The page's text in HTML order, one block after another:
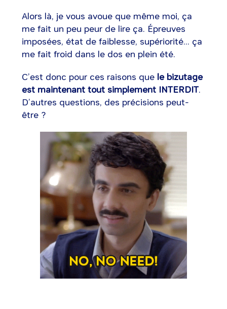
Alors là, je vous avoue que même moi, ça
me fait un peu peur de lire ça. Épreuves
imposées, état de faiblesse, supériorité... ça
me fait froid dans le dos en plein été.
C’est donc pour ces raisons quele bizutage
est maintenant tout simplement INTERDIT.
D’autres questions, des précisions peut-
être ?